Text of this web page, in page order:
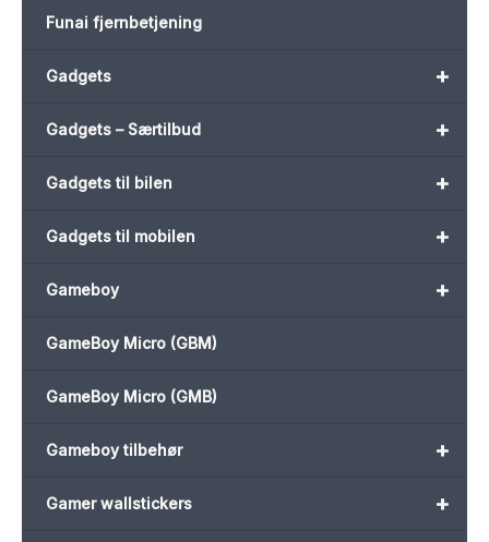
Funai fjernbetjening
+
Gadgets
+
Gadgets – Særtilbud
+
Gadgets til bilen
+
Gadgets til mobilen
+
Gameboy
GameBoy Micro (GBM)
GameBoy Micro (GMB)
+
Gameboy tilbehør
+
Gamer wallstickers